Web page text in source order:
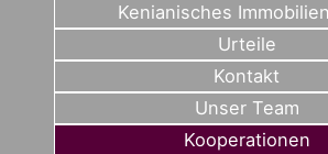
Kenianisches
Urteile
Kontakt
Unser Team
Kooperationen